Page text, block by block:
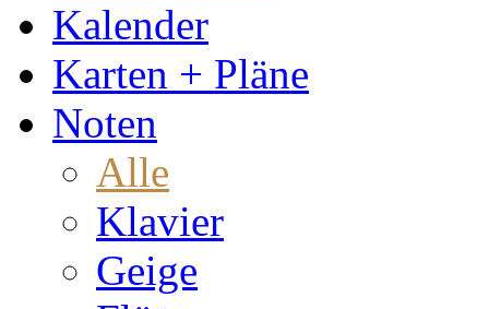
Kalender
Karten + Pläne
Noten
Alle
Klavier
Geige